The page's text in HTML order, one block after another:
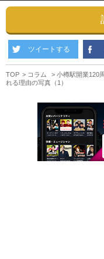
ツイートする
TOP コラム
小樽駅開業120
れる理由の写真（1）